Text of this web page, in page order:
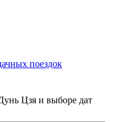
поездок
Цзя и выборе дат